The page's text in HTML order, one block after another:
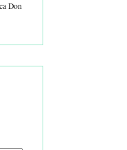
Don